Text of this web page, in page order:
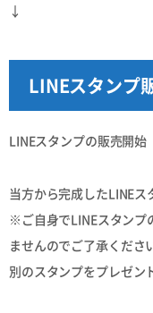
↓
LINEスタンプ
LINEスタンプの販売開始
当方から完成したLINEス
※ご自身でLINEスタンプ
ませんのでご了承くだ
別のスタンプをプレゼン